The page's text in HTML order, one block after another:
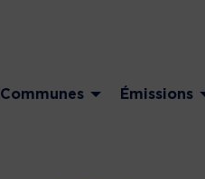
Communes Émissions